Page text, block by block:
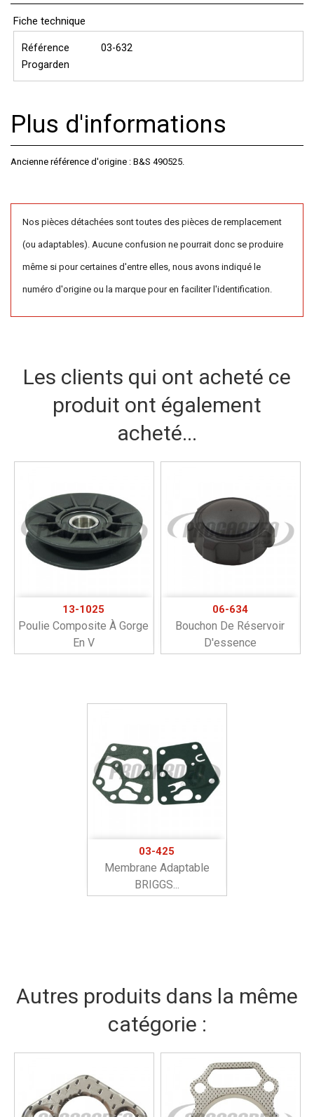
Fiche technique
Référence
Progarden
03-632
Plus d'informations
Ancienne référence d'origine : B&S 490525.
Nos pièces détachées sont toutes des pièces de remplacement
(ou adaptables). Aucune confusion ne pourrait donc se produire
même si pour certaines d'entre elles, nous avons indiqué le
numéro d'origine ou la marque pour en faciliter l'identification.
Les clients qui ont acheté ce
produit ont également
acheté...
13-1025
Poulie Composite À Gorge
En V
06-634
Bouchon De Réservoir
D'essence
03-425
Membrane Adaptable
BRIGGS...
Autres produits dans la même
catégorie :